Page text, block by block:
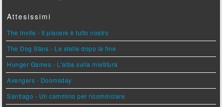
Attesissimi
The Invite - Il piacere è tutto nostro
The Dog Stars - Le stelle dopo la fine
Hunger Games - L'alba sulla mietitura
Avengers - Doomsday
Santiago - Un cammino per ricominciare